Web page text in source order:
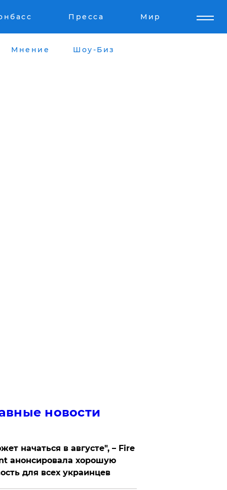
Пресса Мир
Мнение Шоу-Биз
новости
начаться в августе", – Fire
анонсировала хорошую
для всех украинцев